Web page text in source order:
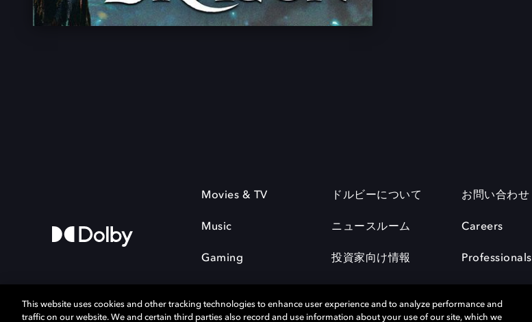
Movies & TV
Music
Gaming
ドルビーについて
ニュースルーム
投資家向け情報
お問い合わせ
Careers
Professionals
This website uses cookies and other tracking technologies to enhance user experience and to analyze performance and
traffic on our website. We and certain third parties also record and use information about your use of our site, which we